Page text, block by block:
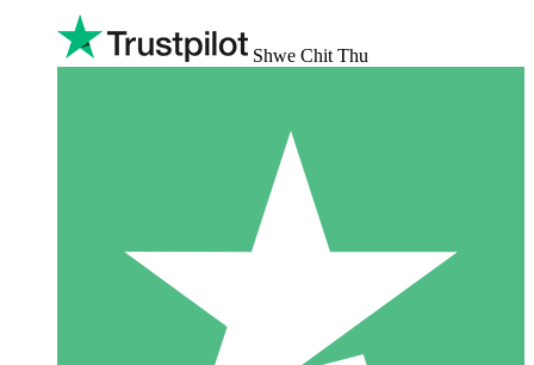
Shwe Chit Thu